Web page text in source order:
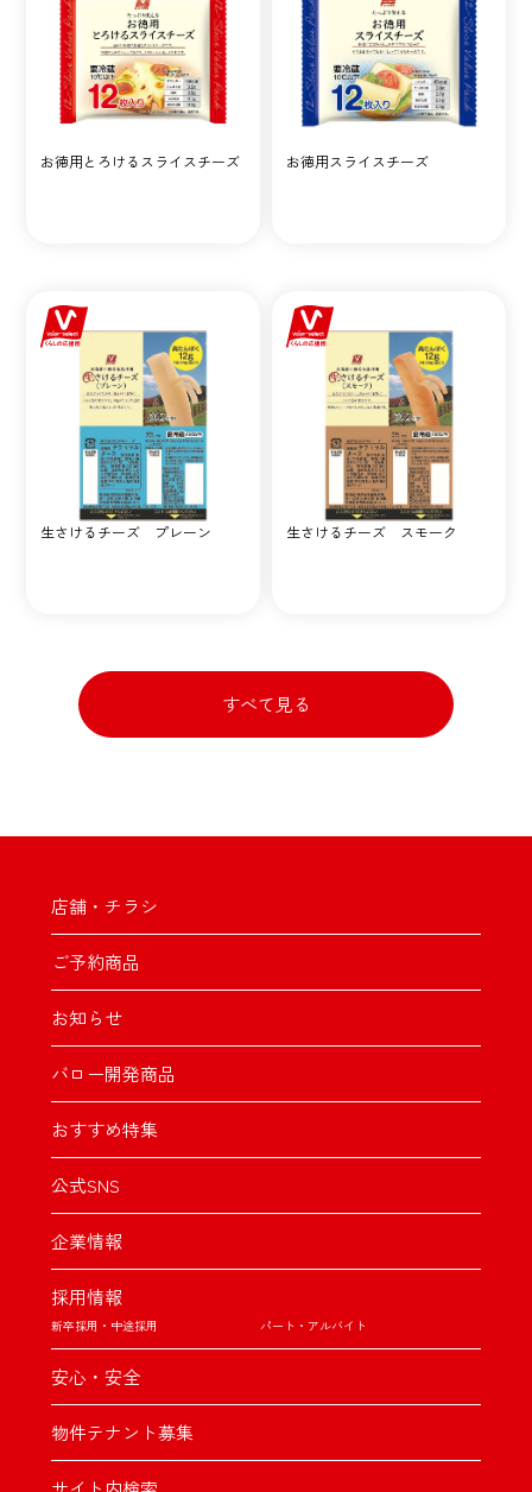
お徳用とろけるスライスチーズ お徳用スライスチーズ
生さけるチーズ プレーン 生さけるチーズ スモーク
すべて見る
店舗・チラシ
ご予約商品
お知らせ
バロー開発商品
おすすめ特集
公式SNS
企業情報
採用情報
新卒採用・中途採用 パート・アルバイト
安心・安全
物件テナント募集